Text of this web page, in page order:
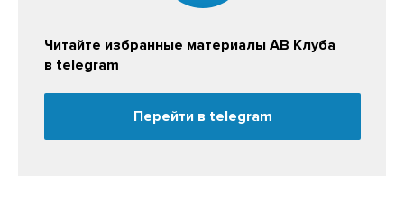
Читайте избранные материалы АВ Клуба
в telegram
Перейти в telegram